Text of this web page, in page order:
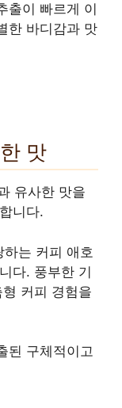
출이 빠르게 이
한 바디감과 맛
맛
유사한 맛을
니다.
는 커피 애호
다. 풍부한 기
커피 경험을
된 구체적이고